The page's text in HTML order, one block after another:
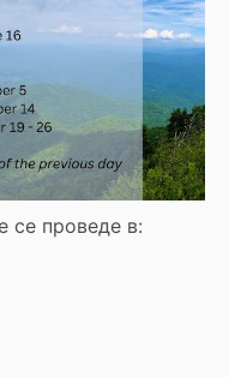
се проведе в: